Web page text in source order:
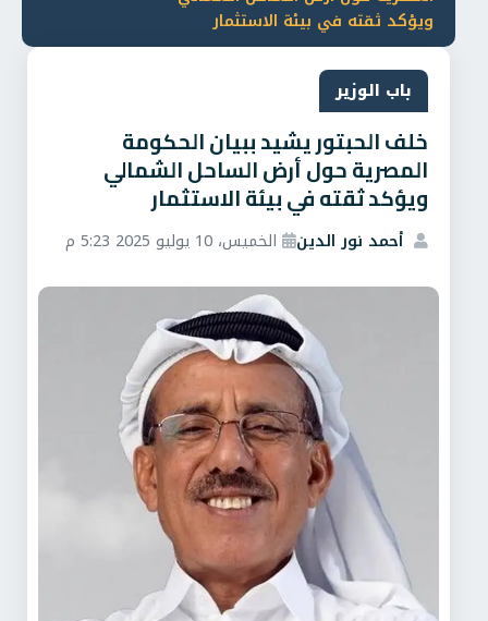
ويؤكد ثقته في بيئة الاستثمار
باب الوزير
خلف الحبتور يشيد ببيان الحكومة
المصرية حول أرض الساحل الشمالي
ويؤكد ثقته في بيئة الاستثمار
أحمد نور الدين الخميس، 10 يوليو 2025 5:23 م